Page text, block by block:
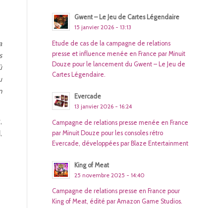
Gwent – Le Jeu de Cartes Légendaire
15 janvier 2026 - 13:13
Etude de cas de la campagne de relations
presse et influence menée en France par Minuit
Douze pour le lancement du Gwent – Le Jeu de
Cartes Légendaire.
Evercade
13 janvier 2026 - 16:24
Campagne de relations presse menée en France
par Minuit Douze pour les consoles rétro
Evercade, développées par Blaze Entertainment
King of Meat
25 novembre 2025 - 14:40
Campagne de relations presse en France pour
King of Meat, édité par Amazon Game Studios.